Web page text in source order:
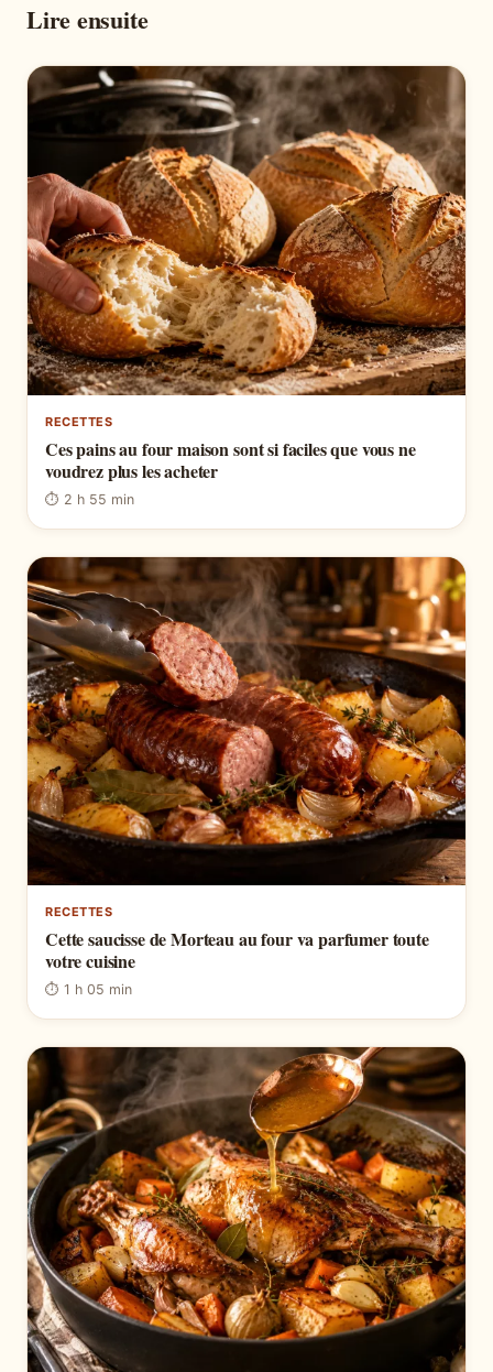
Lire ensuite
RECETTES
Ces pains au four maison sont si faciles que vous ne
voudrez plus les acheter
⏱ 2 h 55 min
RECETTES
Cette saucisse de Morteau au four va parfumer toute
votre cuisine
⏱ 1 h 05 min